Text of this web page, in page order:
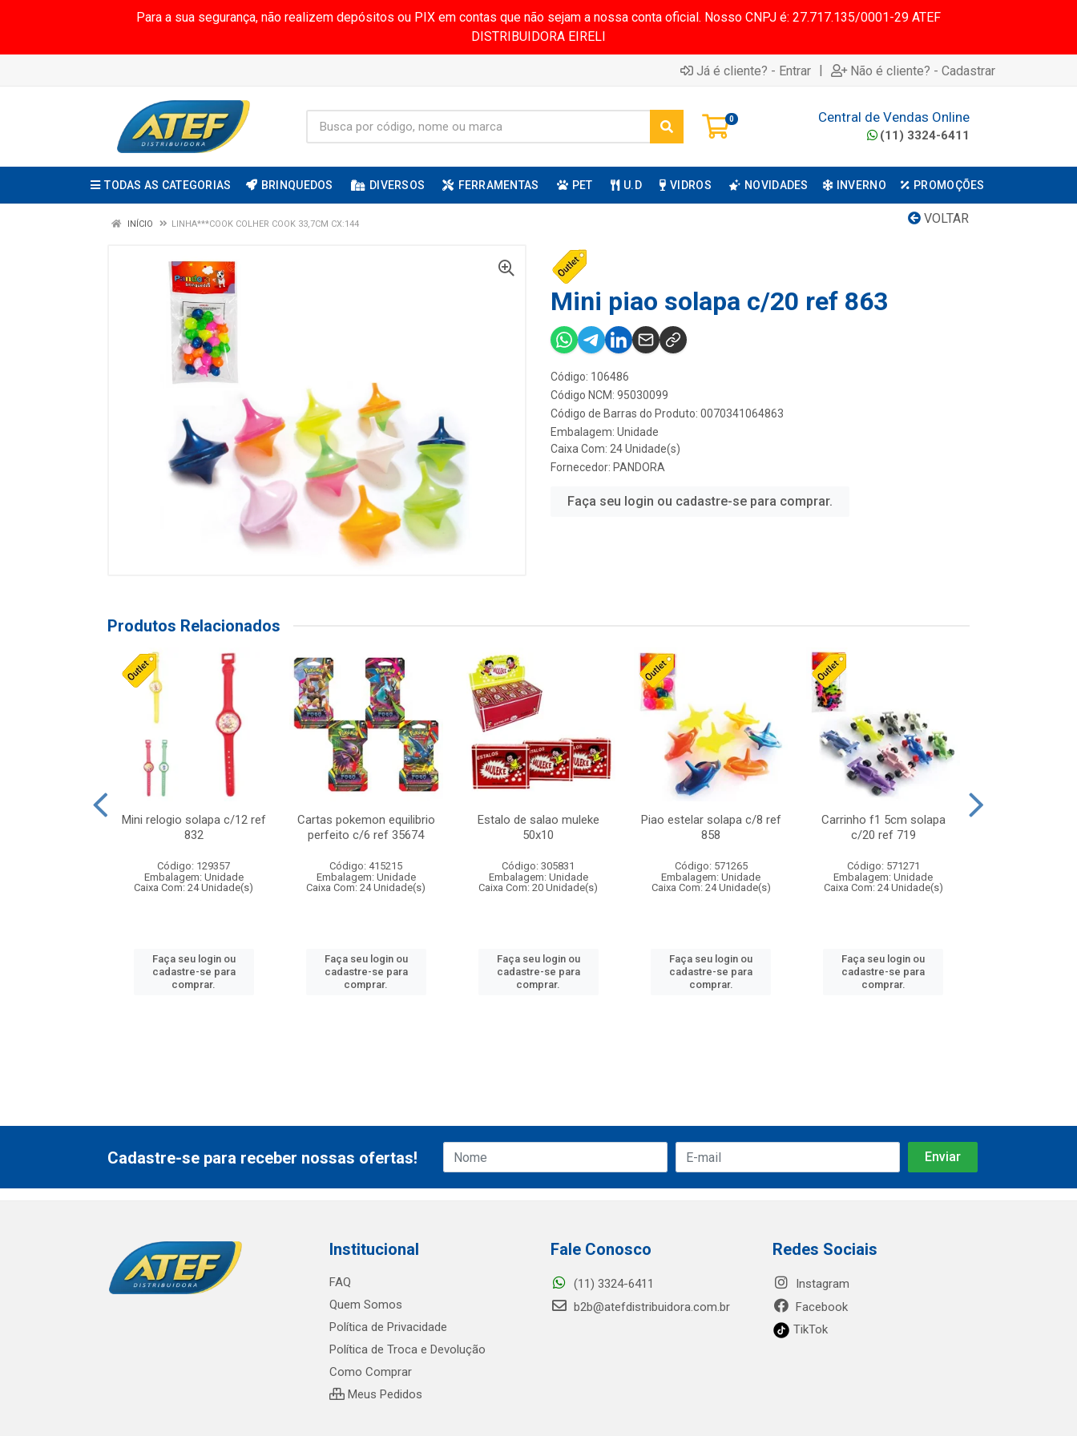
Para a sua segurança, não realizem depósitos ou PIX em contas que não sejam a nossa conta oficial. Nosso CNPJ é: 27.717.135/0001-29 ATEF
DISTRIBUIDORA EIRELI
Já é cliente? - Entrar | Não é cliente? - Cadastrar
0 Central de Vendas Online
(11) 3324-6411
TODAS AS CATEGORIAS BRINQUEDOS DIVERSOS FERRAMENTAS PET U.D VIDROS NOVIDADES INVERNO PROMOÇÕES
VOLTAR
INÍCIO LINHA***COOK COLHER COOK 33,7CM CX:144
Mini piao solapa c/20 ref 863
Código: 106486
Código NCM: 95030099
Código de Barras do Produto: 0070341064863
Embalagem: Unidade
Caixa Com: 24 Unidade(s)
Fornecedor: PANDORA
Faça seu login ou cadastre-se para comprar.
Produtos Relacionados
Mini relogio solapa c/12 ref
832
Código: 129357
Embalagem: Unidade
Caixa Com: 24 Unidade(s)
Faça seu login ou
cadastre-se para
comprar.
Cartas pokemon equilibrio
perfeito c/6 ref 35674
Código: 415215
Embalagem: Unidade
Caixa Com: 24 Unidade(s)
Faça seu login ou
cadastre-se para
comprar.
Estalo de salao muleke
50x10
Código: 305831
Embalagem: Unidade
Caixa Com: 20 Unidade(s)
Faça seu login ou
cadastre-se para
comprar.
Piao estelar solapa c/8 ref
858
Código: 571265
Embalagem: Unidade
Caixa Com: 24 Unidade(s)
Faça seu login ou
cadastre-se para
comprar.
Carrinho f1 5cm solapa
c/20 ref 719
Código: 571271
Embalagem: Unidade
Caixa Com: 24 Unidade(s)
Faça seu login ou
cadastre-se para
comprar.
Cadastre-se para receber nossas ofertas!
Institucional
FAQ
Quem Somos
Política de Privacidade
Política de Troca e Devolução
Como Comprar
Meus Pedidos
Fale Conosco
(11) 3324-6411
b2b@atefdistribuidora.com.br
Redes Sociais
Instagram
Facebook
TikTok